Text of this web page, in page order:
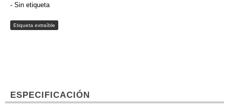
- Sin etiqueta
Etiqueta extraíble
ESPECIFICACIÓN